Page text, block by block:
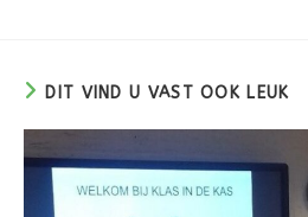
DIT VIND U VAST OOK LEUK